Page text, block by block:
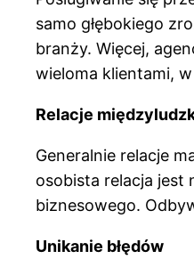
samo głębokiego
branży. Więcej,
wieloma klientami,
Relacje
Generalnie relacje
osobista relacja jest
biznesowego.
Unikanie błędów